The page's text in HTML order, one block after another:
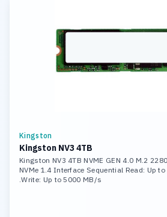
Kingston
Kingston NV3 4TB
Kingston NV3 4TB NVME GEN 4.0 M.2
NVMe 1.4 Interface Sequential Read: Up
Write: Up to 5000 MB/s.